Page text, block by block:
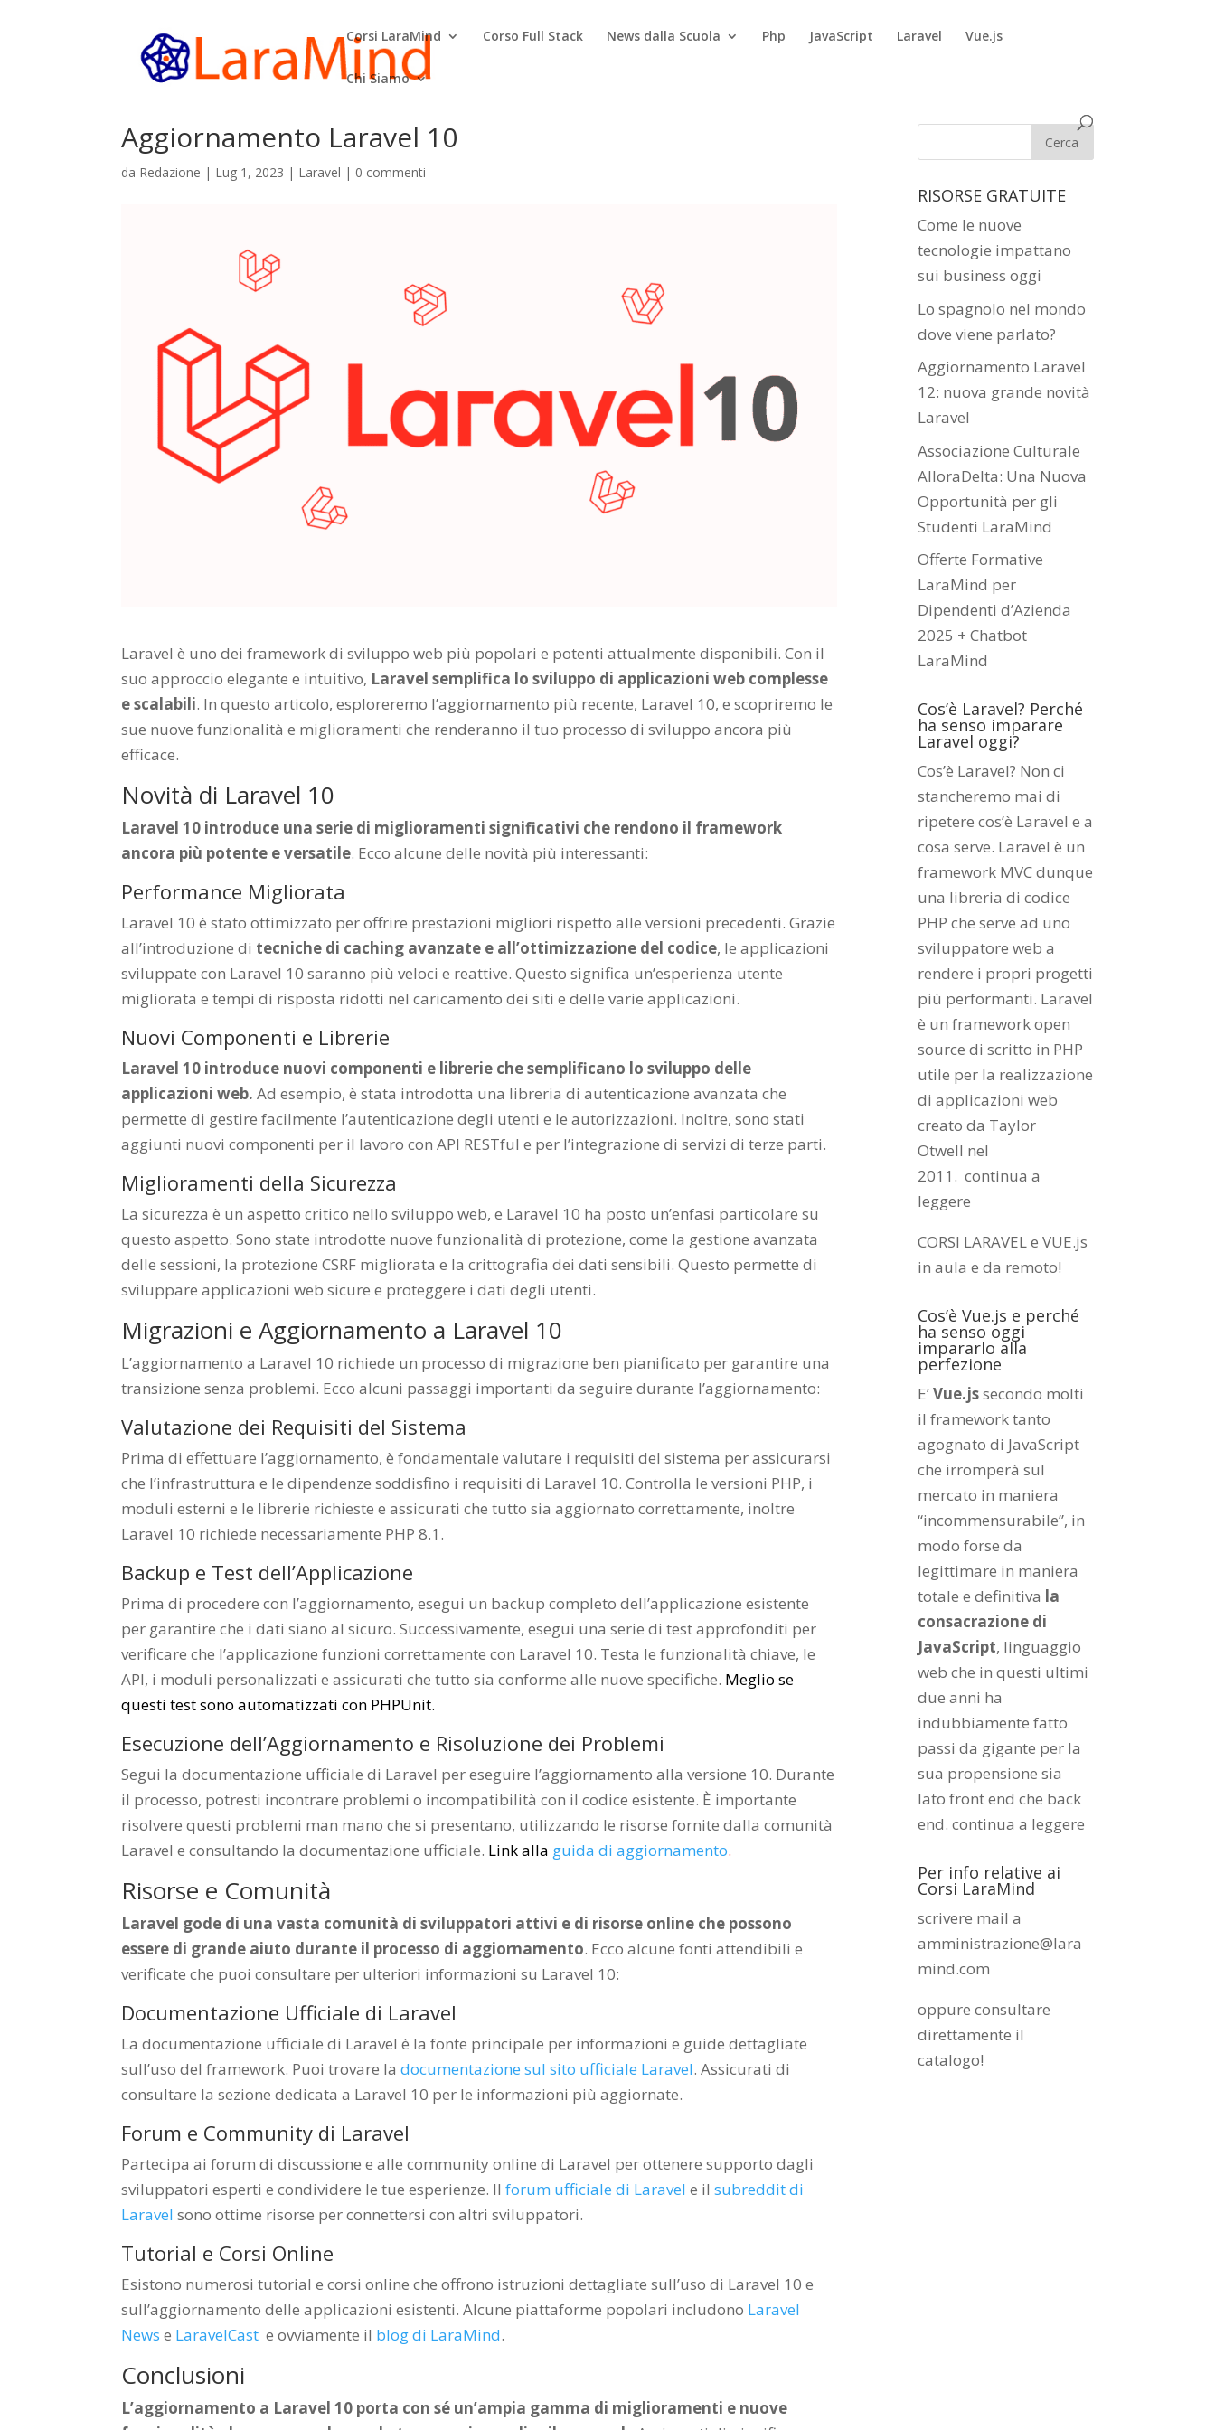
Corsi LaraMind Corso Full Stack News dalla Scuola Php JavaScript Laravel Vue.js
Chi Siamo
Aggiornamento Laravel 10
da Redazione | Lug 1, 2023 | Laravel | 0 commenti
Laravel è uno dei framework di sviluppo web più popolari e potenti attualmente disponibili. Con il
suo approccio elegante e intuitivo, Laravel semplifica lo sviluppo di applicazioni web complesse
e scalabili. In questo articolo, esploreremo l’aggiornamento più recente, Laravel 10, e scopriremo le
sue nuove funzionalità e miglioramenti che renderanno il tuo processo di sviluppo ancora più
efficace.
Novità di Laravel 10
Laravel 10 introduce una serie di miglioramenti significativi che rendono il framework
ancora più potente e versatile. Ecco alcune delle novità più interessanti:
Performance Migliorata
Laravel 10 è stato ottimizzato per offrire prestazioni migliori rispetto alle versioni precedenti. Grazie
all’introduzione di tecniche di caching avanzate e all’ottimizzazione del codice, le applicazioni
sviluppate con Laravel 10 saranno più veloci e reattive. Questo significa un’esperienza utente
migliorata e tempi di risposta ridotti nel caricamento dei siti e delle varie applicazioni.
Nuovi Componenti e Librerie
Laravel 10 introduce nuovi componenti e librerie che semplificano lo sviluppo delle
applicazioni web. Ad esempio, è stata introdotta una libreria di autenticazione avanzata che
permette di gestire facilmente l’autenticazione degli utenti e le autorizzazioni. Inoltre, sono stati
aggiunti nuovi componenti per il lavoro con API RESTful e per l’integrazione di servizi di terze parti.
Miglioramenti della Sicurezza
La sicurezza è un aspetto critico nello sviluppo web, e Laravel 10 ha posto un’enfasi particolare su
questo aspetto. Sono state introdotte nuove funzionalità di protezione, come la gestione avanzata
delle sessioni, la protezione CSRF migliorata e la crittografia dei dati sensibili. Questo permette di
sviluppare applicazioni web sicure e proteggere i dati degli utenti.
Migrazioni e Aggiornamento a Laravel 10
L’aggiornamento a Laravel 10 richiede un processo di migrazione ben pianificato per garantire una
transizione senza problemi. Ecco alcuni passaggi importanti da seguire durante l’aggiornamento:
Valutazione dei Requisiti del Sistema
Prima di effettuare l’aggiornamento, è fondamentale valutare i requisiti del sistema per assicurarsi
che l’infrastruttura e le dipendenze soddisfino i requisiti di Laravel 10. Controlla le versioni PHP, i
moduli esterni e le librerie richieste e assicurati che tutto sia aggiornato correttamente, inoltre
Laravel 10 richiede necessariamente PHP 8.1.
Backup e Test dell’Applicazione
Prima di procedere con l’aggiornamento, esegui un backup completo dell’applicazione esistente
per garantire che i dati siano al sicuro. Successivamente, esegui una serie di test approfonditi per
verificare che l’applicazione funzioni correttamente con Laravel 10. Testa le funzionalità chiave, le
API, i moduli personalizzati e assicurati che tutto sia conforme alle nuove specifiche. Meglio se
questi test sono automatizzati con PHPUnit.
Esecuzione dell’Aggiornamento e Risoluzione dei Problemi
Segui la documentazione ufficiale di Laravel per eseguire l’aggiornamento alla versione 10. Durante
il processo, potresti incontrare problemi o incompatibilità con il codice esistente. È importante
risolvere questi problemi man mano che si presentano, utilizzando le risorse fornite dalla comunità
Laravel e consultando la documentazione ufficiale. Link alla guida di aggiornamento.
Risorse e Comunità
Laravel gode di una vasta comunità di sviluppatori attivi e di risorse online che possono
essere di grande aiuto durante il processo di aggiornamento. Ecco alcune fonti attendibili e
verificate che puoi consultare per ulteriori informazioni su Laravel 10:
Documentazione Ufficiale di Laravel
La documentazione ufficiale di Laravel è la fonte principale per informazioni e guide dettagliate
sull’uso del framework. Puoi trovare ladocumentazione sul sito ufficiale Laravel. Assicurati di
consultare la sezione dedicata a Laravel 10 per le informazioni più aggiornate.
Forum e Community di Laravel
Partecipa ai forum di discussione e alle community online di Laravel per ottenere supporto dagli
sviluppatori esperti e condividere le tue esperienze. Ilforum ufficiale di Laravel e ilsubreddit di
Laravel sono ottime risorse per connettersi con altri sviluppatori.
Tutorial e Corsi Online
Esistono numerosi tutorial e corsi online che offrono istruzioni dettagliate sull’uso di Laravel 10 e
sull’aggiornamento delle applicazioni esistenti. Alcune piattaforme popolari includono Laravel
News e LaravelCast e ovviamente il blog di LaraMind.
Conclusioni
L’aggiornamento a Laravel 10 porta con sé un’ampia gamma di miglioramenti e nuove
RISORSE GRATUITE
Come le nuove
tecnologie impattano
sui business oggi
Lo spagnolo nel mondo
dove viene parlato?
Aggiornamento Laravel
12: nuova grande novità
Laravel
Associazione Culturale
AlloraDelta: Una Nuova
Opportunità per gli
Studenti LaraMind
Offerte Formative
LaraMind per
Dipendenti d’Azienda
2025 + Chatbot
LaraMind
Cos’è Laravel? Perché
ha senso imparare
Laravel oggi?
Cos’è Laravel? Non ci
stancheremo mai di
ripetere cos’è Laravel e a
cosa serve. Laravel è un
framework MVC dunque
una libreria di codice
PHP che serve ad uno
sviluppatore web a
rendere i propri progetti
più performanti. Laravel
è un framework open
source di scritto in PHP
utile per la realizzazione
di applicazioni web
creato da Taylor
Otwell nel
2011.continua a
leggere
CORSI LARAVEL e VUE.js
in aula e da remoto!
Cos’è Vue.js e perché
ha senso oggi
impararlo alla
perfezione
E’Vue.jssecondo molti
il framework tanto
agognato di JavaScript
che irromperà sul
mercato in maniera
“incommensurabile”, in
modo forse da
legittimare in maniera
totale e definitiva la
consacrazione di
JavaScript, linguaggio
web che in questi ultimi
due anni ha
indubbiamente fatto
passi da gigante per la
sua propensione sia
lato front end che back
end.continua a leggere
Per info relative ai
Corsi LaraMind
scrivere mail a
amministrazione@lara
mind.com
oppure consultare
direttamente il
catalogo!